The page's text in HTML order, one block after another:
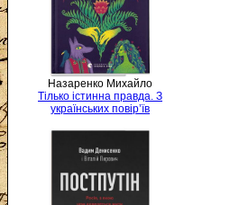
Назаренко Михайло
Тілько істинна правда. З
українських повір’їв